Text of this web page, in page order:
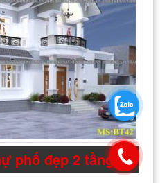
phố đẹp 2 tầng